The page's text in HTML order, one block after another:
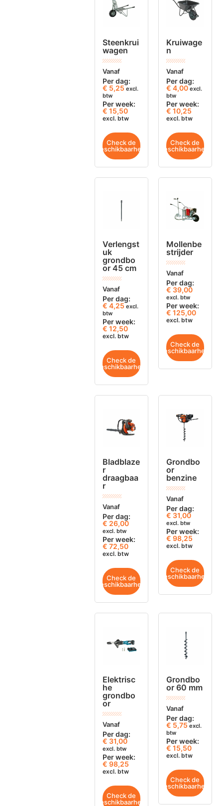
Steenkrui
wagen
Vanaf
Per dag:
€ 5,25 excl.
btw
Per week:
€ 15,50
excl. btw
Check de
beschikbaarheid
Kruiwage
n
Vanaf
Per dag:
€ 4,00 excl.
btw
Per week:
€ 10,25
excl. btw
Check de
beschikbaarheid
Verlengst
uk
grondbo
or 45 cm
Vanaf
Per dag:
€ 4,25 excl.
btw
Per week:
€ 12,50
excl. btw
Check de
beschikbaarheid
Mollenbe
strijder
Vanaf
Per dag:
€ 39,00
excl. btw
Per week:
€ 125,00
excl. btw
Check de
beschikbaarheid
Bladblaze
r
draagbaa
r
Vanaf
Per dag:
€ 26,00
excl. btw
Per week:
€ 72,50
excl. btw
Check de
beschikbaarheid
Grondbo
or
benzine
Vanaf
Per dag:
€ 31,00
excl. btw
Per week:
€ 98,25
excl. btw
Check de
beschikbaarheid
Elektrisc
he
grondbo
or
Vanaf
Per dag:
€ 31,00
excl. btw
Per week:
€ 98,25
excl. btw
Check de
beschikbaarheid
Grondbo
or 60 mm
Vanaf
Per dag:
€ 5,75 excl.
btw
Per week:
€ 15,50
excl. btw
Check de
beschikbaarheid